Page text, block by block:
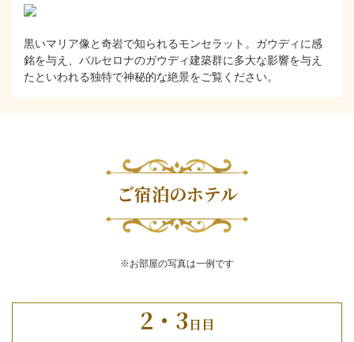
黒いマリア像と奇岩で知られるモンセラット。ガウディに感
銘を与え、バルセロナのガウディ建築群に多大な影響を与え
たといわれる独特で神秘的な絶景をご覧ください。
ご宿泊のホテル
※お部屋の写真は一例です
2・3 日目